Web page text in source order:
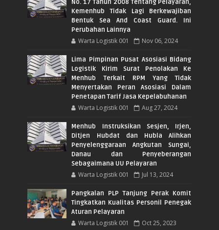
No. 17 Tahun 2008 Tentang Pelayaran,
Kemenhub Tidak Lagi Berkewajiban
Bentuk Sea And Coast Guard. Ini
Perubahan Lainnya
Warta Logistik 001 Nov 06, 2024
Lima Pimpinan Pusat Asosiasi Bidang
Logistik Kirim Surat Penolakan Ke
Menhub Terkait RPM Yang Tidak
Menyertakan Peran Asosiasi Dalam
Penetapan Tarif Jasa Kepelabuhanan
Warta Logistik 001 Aug 27, 2024
Menhub Instruksikan Sesjen, Irjen,
Ditjen Hubdat dan Hubla Alihkan
Penyelenggaraan Angkutan Sungai,
Danau dan Penyeberangan
Sebagaimana UU Pelayaran
Warta Logistik 001 Jul 13, 2024
Pangkalan PLP Tanjung Perak Komit
Tingkatkan Kualitas Personil Penegak
Aturan Pelayaran
Warta Logistik 001 Oct 25, 2023